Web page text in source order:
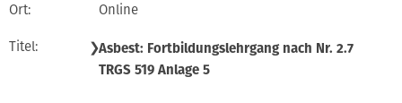
Online
❯Asbest: Fortbildungslehrgang nach Nr. 2.7
TRGS 519 Anlage 5